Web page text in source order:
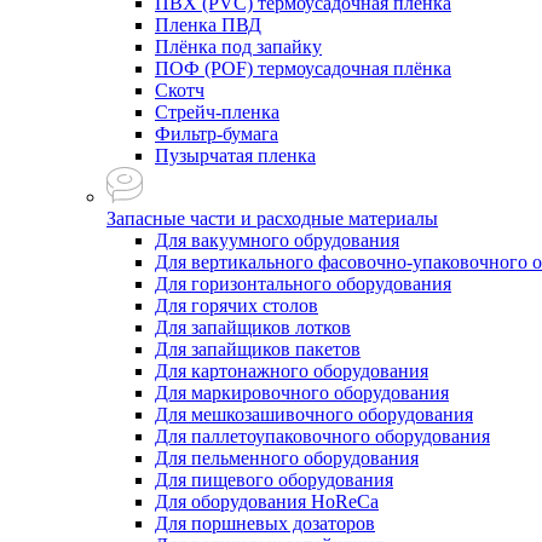
Пленка ПВД
Плёнка под запайку
ПОФ (POF) термоусадочная плёнка
Скотч
Стрейч-пленка
Фильтр-бумага
Пузырчатая пленка
Запасные части и расходные материалы
Для вакуумного обрудования
Для вертикального фасовочно-упаковочного
Для горизонтального оборудования
Для горячих столов
Для запайщиков лотков
Для запайщиков пакетов
Для картонажного оборудования
Для маркировочного оборудования
Для мешкозашивочного оборудования
Для паллетоупаковочного оборудования
Для пельменного оборудования
Для пищевого оборудования
Для оборудования HoReCa
Для поршневых дозаторов